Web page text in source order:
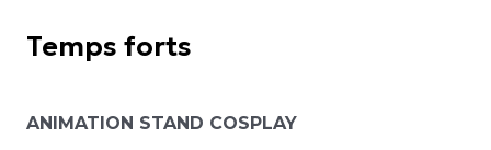
Temps forts
ANIMATION STAND COSPLAY